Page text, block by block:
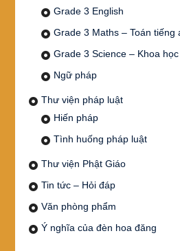
Grade 3 English
Grade 3 Maths – Toán
Grade 3 Science – Khoa
Ngữ pháp
Thư viện pháp luật
Hiến pháp
Tình huống pháp luật
Thư viện Phật Giáo
Tin tức – Hỏi đáp
Văn phòng phẩm
Ý nghĩa của đèn hoa đăng